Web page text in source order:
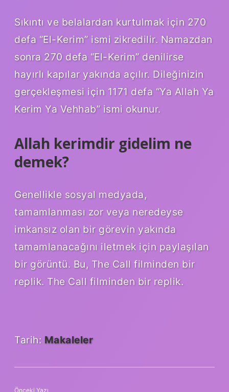
Sıkıntı ve belalardan kurtulmak için 270
defa “El-Kerim” ismi zikredilir. Namazdan
sonra 270 defa “El-Kerim” denilirse
hayırlı kapılar yakında açılır. Dileğinizin
gerçekleşmesi için 1171 defa “Ya Allah Ya
Kerim Ya Vehhab” ismi okunur.
Allah kerimdir gidelim ne
demek?
Genellikle sosyal medyada,
tamamlanması zor veya neredeyse
imkansız olan bir görevin yakında
tamamlanacağını iletmek için paylaşılan
bir görüntü. Bu, The Call filminden bir
replik. The Call filminden bir replik.
Tarih: Makaleler
Önceki Yazı